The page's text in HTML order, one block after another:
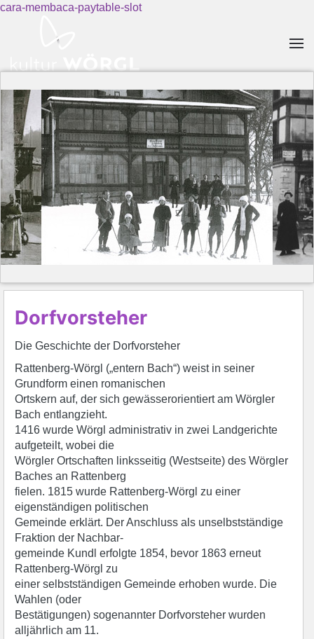
cara-membaca-paytable-slot
Dorfvorsteher
Die Geschichte der Dorfvorsteher
Rattenberg-Wörgl („entern Bach“) weist in seiner
Grundform einen romanischen
Ortskern auf, der sich gewässerorientiert am Wörgler
Bach entlangzieht.
1416 wurde Wörgl administrativ in zwei Landgerichte
aufgeteilt, wobei die
Wörgler Ortschaften linksseitig (Westseite) des Wörgler
Baches an Rattenberg
fielen. 1815 wurde Rattenberg-Wörgl zu einer
eigenständigen politischen
Gemeinde erklärt. Der Anschluss als unselbstständige
Fraktion der Nachbar-
gemeinde Kundl erfolgte 1854, bevor 1863 erneut
Rattenberg-Wörgl zu
einer selbstständigen Gemeinde erhoben wurde. Die
Wahlen (oder
Bestätigungen) sogenannter Dorfvorsteher wurden
alljährlich am 11.